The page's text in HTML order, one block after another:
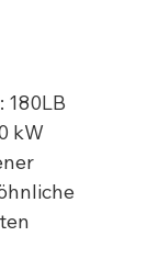
: 180LB
kW